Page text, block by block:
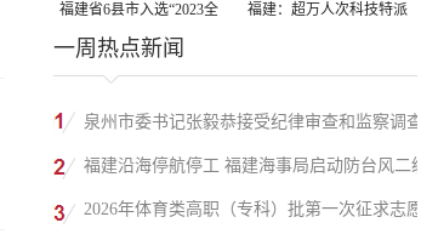
福建省6县市入选“2023全
国县域发展潜力百强县”
福建：超万人次科技特派
一周热点新闻
泉州市委书记张毅恭接受纪律审查和监察调查
福建沿海停航停工 福建海事局启动防台风二级
应急响应
2026年体育类高职（专科）批第一次征求志愿